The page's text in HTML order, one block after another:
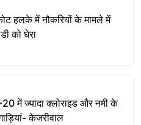
हलके में नौकरियों के मामले में
को घेरा
20 में ज्यादा क्लोराइड और नमी के
केजरीवाल